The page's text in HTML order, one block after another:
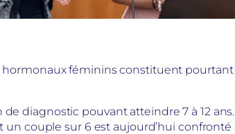
féminins constituent pourtant
diagnostic pouvant atteindre 7 à 12
couple sur 6 est aujourd’hui confronté